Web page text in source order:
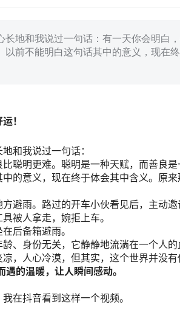
长地和我说过一句话：有一天你会明白
以前不能明白这句话其中的意义，现在
！
和我说过一句话：
聪明更难。聪明是一种天赋，而善良是
的意义，现在终于体会其中含义。原来
避雨。路过的开车小伙看见后，主动
被人拿走，婉拒上车。
后备箱避雨。
、身份无关，它静静地流淌在一个人的
，人心冷漠，但其实，这个世界并没有
的温暖，让人瞬间感动。
在抖音看到这样一个视频。